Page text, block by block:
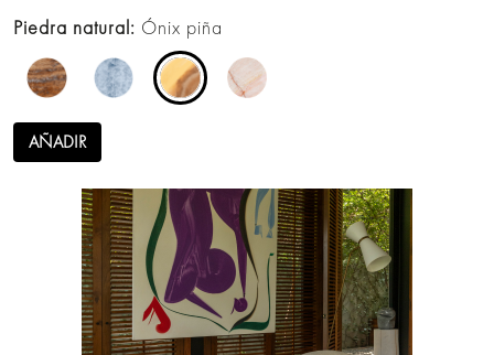
Piedra natural: Ónix piña
AÑADIR